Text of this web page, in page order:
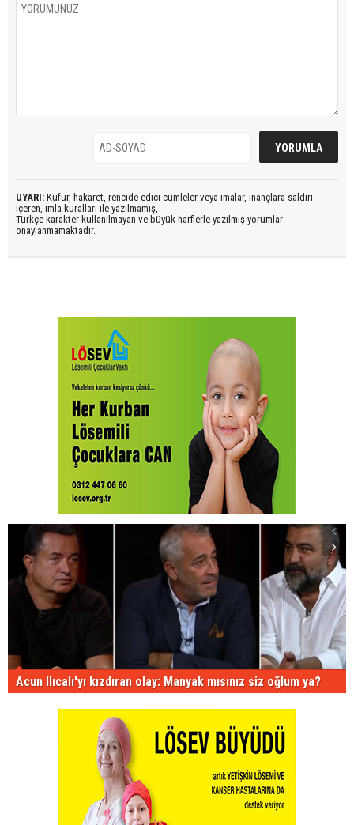
UYARI: Küfür, hakaret, rencide edici cümleler veya imalar, inançlara saldırı
içeren, imla kuralları ile yazılmamış,
Türkçe karakter kullanılmayan ve büyük harflerle yazılmış yorumlar
onaylanmamaktadır.
Acun Ilıcalı'yı kızdıran olay: Manyak mısınız siz oğlum ya?